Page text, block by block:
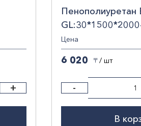
+
Пенополиуретан
Цена
6 020 〒 / шт
-
В